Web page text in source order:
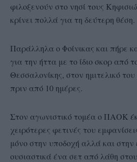
φιλοξενούν στο νησί τους
κρίνει πολλά για τη δεύτερη θέση.
Παράλληλα ο Φοίνικας και πήρε
για την ήττα με το ίδιο σκορ από
Θεσσαλονίκης, στον ημιτελικό
πριν από 10 ημέρες.
Στον αγωνιστικό τομέα ο ΠΑΟΚ
χειρότερες φετινές του
μόνο στην υποδοχή αλλά και στην
ουσιαστικά ένα σετ από λάθη